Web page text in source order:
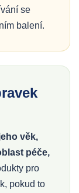
se
balení.
věk,
péče,
pro
pokud to